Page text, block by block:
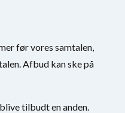
før vores samtalen,
Afbud kan ske på
tilbudt en anden.